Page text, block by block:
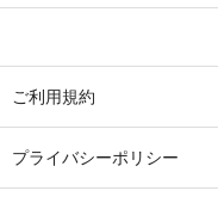
ご利用規約
プライバシーポリシー